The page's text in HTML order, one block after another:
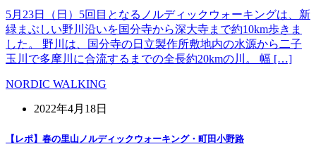
5月23日（日）5回目となるノルディックウォーキングは、新
緑まぶしい野川沿いを国分寺から深大寺まで約10km歩きま
した。 野川は、国分寺の日立製作所敷地内の水源から二子
玉川で多摩川に合流するまでの全長約20kmの川。 幅 […]
NORDIC WALKING
2022年4月18日
【レポ】春の里山ノルディックウォーキング・町田小野路